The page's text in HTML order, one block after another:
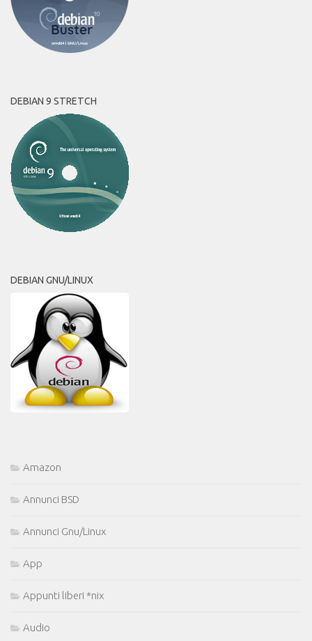
DEBIAN 9 STRETCH
DEBIAN GNU/LINUX
Amazon
Annunci BSD
Annunci Gnu/Linux
App
Appunti liberi *nix
Audio